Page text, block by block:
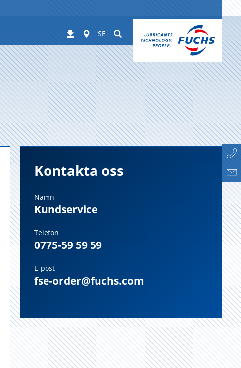
Nedladdningar
Worldwide
SE Suchen
Kontakta oss
Namn
Kundservice
Telefon
0775-59 59 59
E-post
fse-order@fuchs.com